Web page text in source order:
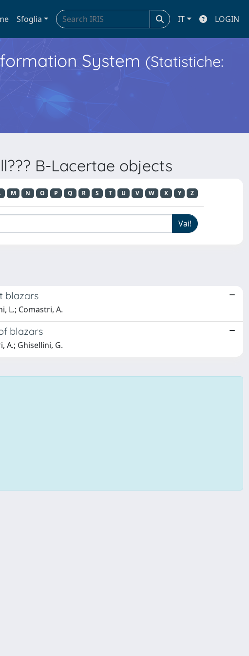
Sfoglia IT LOGIN
System (Statistiche:
B-Lacertae objects
M N O P Q R S T U V W X Y Z
blazars
L.; Comastri, A.
blazars
A.; Ghisellini, G.